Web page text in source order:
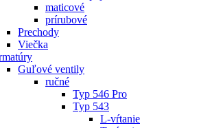
maticové
prírubové
Prechody
Viečka
Guľové ventily
ručné
Typ 546 Pro
Typ 543
L-vŕtanie